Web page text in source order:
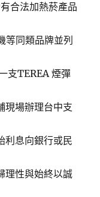
合法加熱菸產品
同類品牌並列
支TEREA 煙彈
現場辦理台中支
利息向銀行或民
理性與始終以誠